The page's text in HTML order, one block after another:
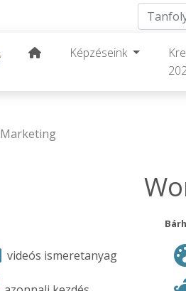
Képzéseink
Marketing
videós ismeretanyag